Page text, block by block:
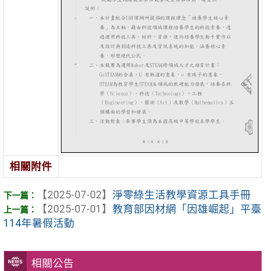
相關公告
相關附件
【2025-07-02】 淨零綠生活教學資源工具手冊
【2025-07-01】 教育部因材網「因雄崛起」平臺
114年暑假活動